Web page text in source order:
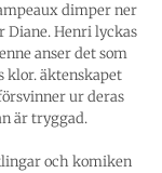
dimper ner
Diane. Henri lyckas
anser det som
klor. äktenskapet
ur deras
är tryggad.
och komiken